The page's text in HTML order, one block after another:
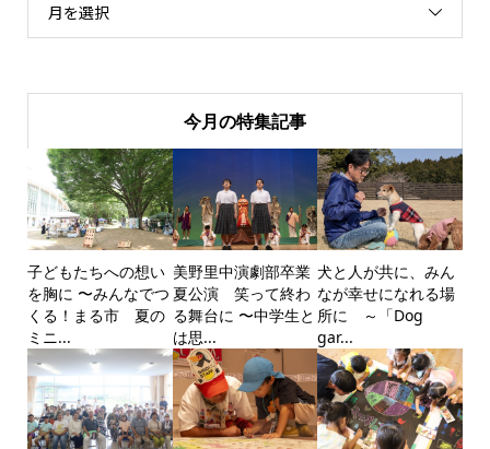
月を選択
今月の特集記事
子どもたちへの想い
を胸に 〜みんなでつ
くる！まる市 夏の
ミニ...
美野里中演劇部卒業
夏公演 笑って終わ
る舞台に 〜中学生と
は思...
犬と人が共に、みん
なが幸せになれる場
所に ～「Dog
gar...